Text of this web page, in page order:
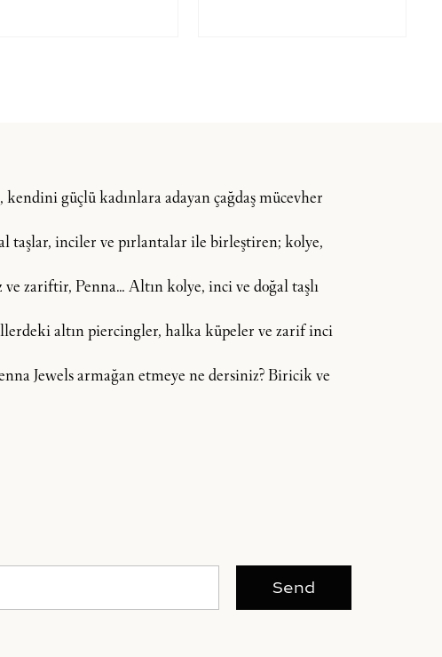
güçlü kadınlara adayan çağdaş mücevher
taşlar, inciler ve pırlantalar ile birleştiren; kolye,
zariftir, Penna… Altın kolye, inci ve doğal taşlı
altın piercingler, halka küpeler ve zarif inci
Jewels armağan etmeye ne dersiniz? Biricik ve
Send